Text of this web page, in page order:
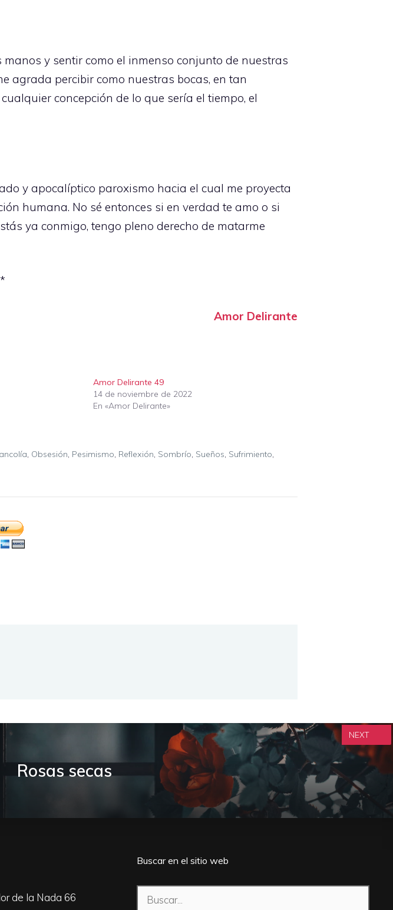
y sentir como el inmenso conjunto de nuestras
agrada percibir como nuestras bocas, en tan
concepción de lo que sería el tiempo, el
y apocalíptico paroxismo hacia el cual me proyecta
humana. No sé entonces si en verdad te amo o si
ya conmigo, tengo pleno derecho de matarme
Amor Delirante
Amor Delirante 49
14 de noviembre de 2022
En «Amor Delirante»
, Obsesión, Pesimismo, Reflexión, Sombrío, Sueños, Sufrimiento,
Rosas secas
NEXT
de la Nada 66
Buscar en el sitio web
Buscar: